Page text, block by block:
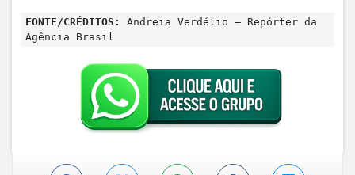
FONTE/CRÉDITOS:
Andreia Verdélio – Repórter da
Agência Brasil